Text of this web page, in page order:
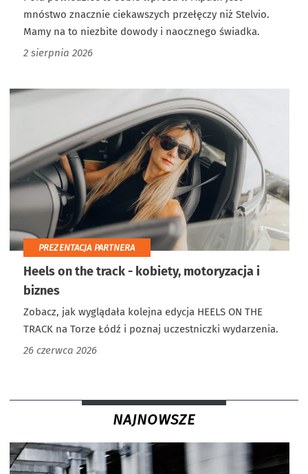
mnóstwo znacznie ciekawszych przełęczy niż Stelvio.
Mamy na to niezbite dowody i naocznego świadka.
2 sierpnia 2026
PREZENTACJA PARTNERA
Heels on the track - kobiety, motoryzacja i
biznes
Zobacz, jak wyglądała kolejna edycja HEELS ON THE
TRACK na Torze Łódź i poznaj uczestniczki wydarzenia.
26 czerwca 2026
NAJNOWSZE